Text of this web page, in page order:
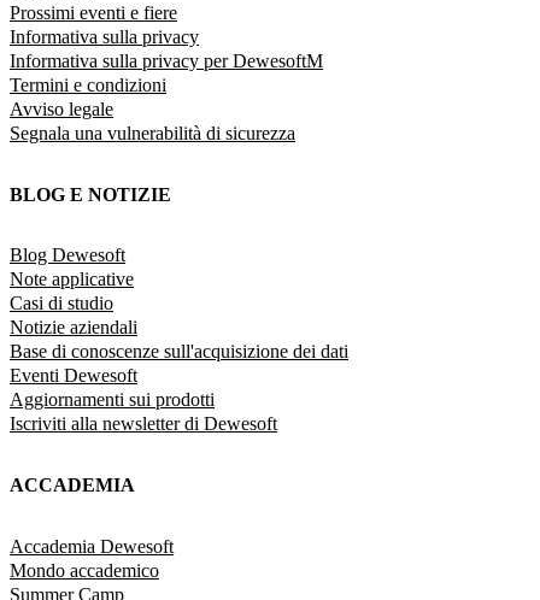
Prossimi eventi e fiere
Informativa sulla privacy
Informativa sulla privacy per DewesoftM
Termini e condizioni
Avviso legale
Segnala una vulnerabilità di sicurezza
BLOG E NOTIZIE
Blog Dewesoft
Note applicative
Casi di studio
Notizie aziendali
Base di conoscenze sull'acquisizione dei dati
Eventi Dewesoft
Aggiornamenti sui prodotti
Iscriviti alla newsletter di Dewesoft
ACCADEMIA
Accademia Dewesoft
Mondo accademico
Summer Camp